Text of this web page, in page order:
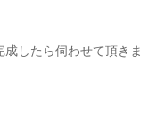
したら伺わせて頂きま